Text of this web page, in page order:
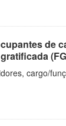
de
cargo/